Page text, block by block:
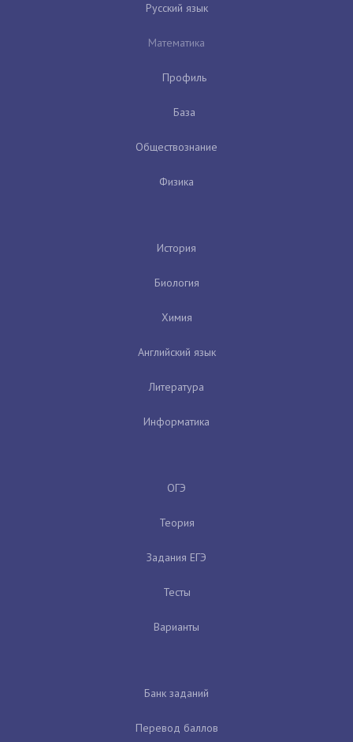
Русский язык
Математика
Профиль
База
Обществознание
Физика
История
Биология
Химия
Английский язык
Литература
Информатика
ОГЭ
Теория
Задания ЕГЭ
Тесты
Варианты
Банк заданий
Перевод баллов